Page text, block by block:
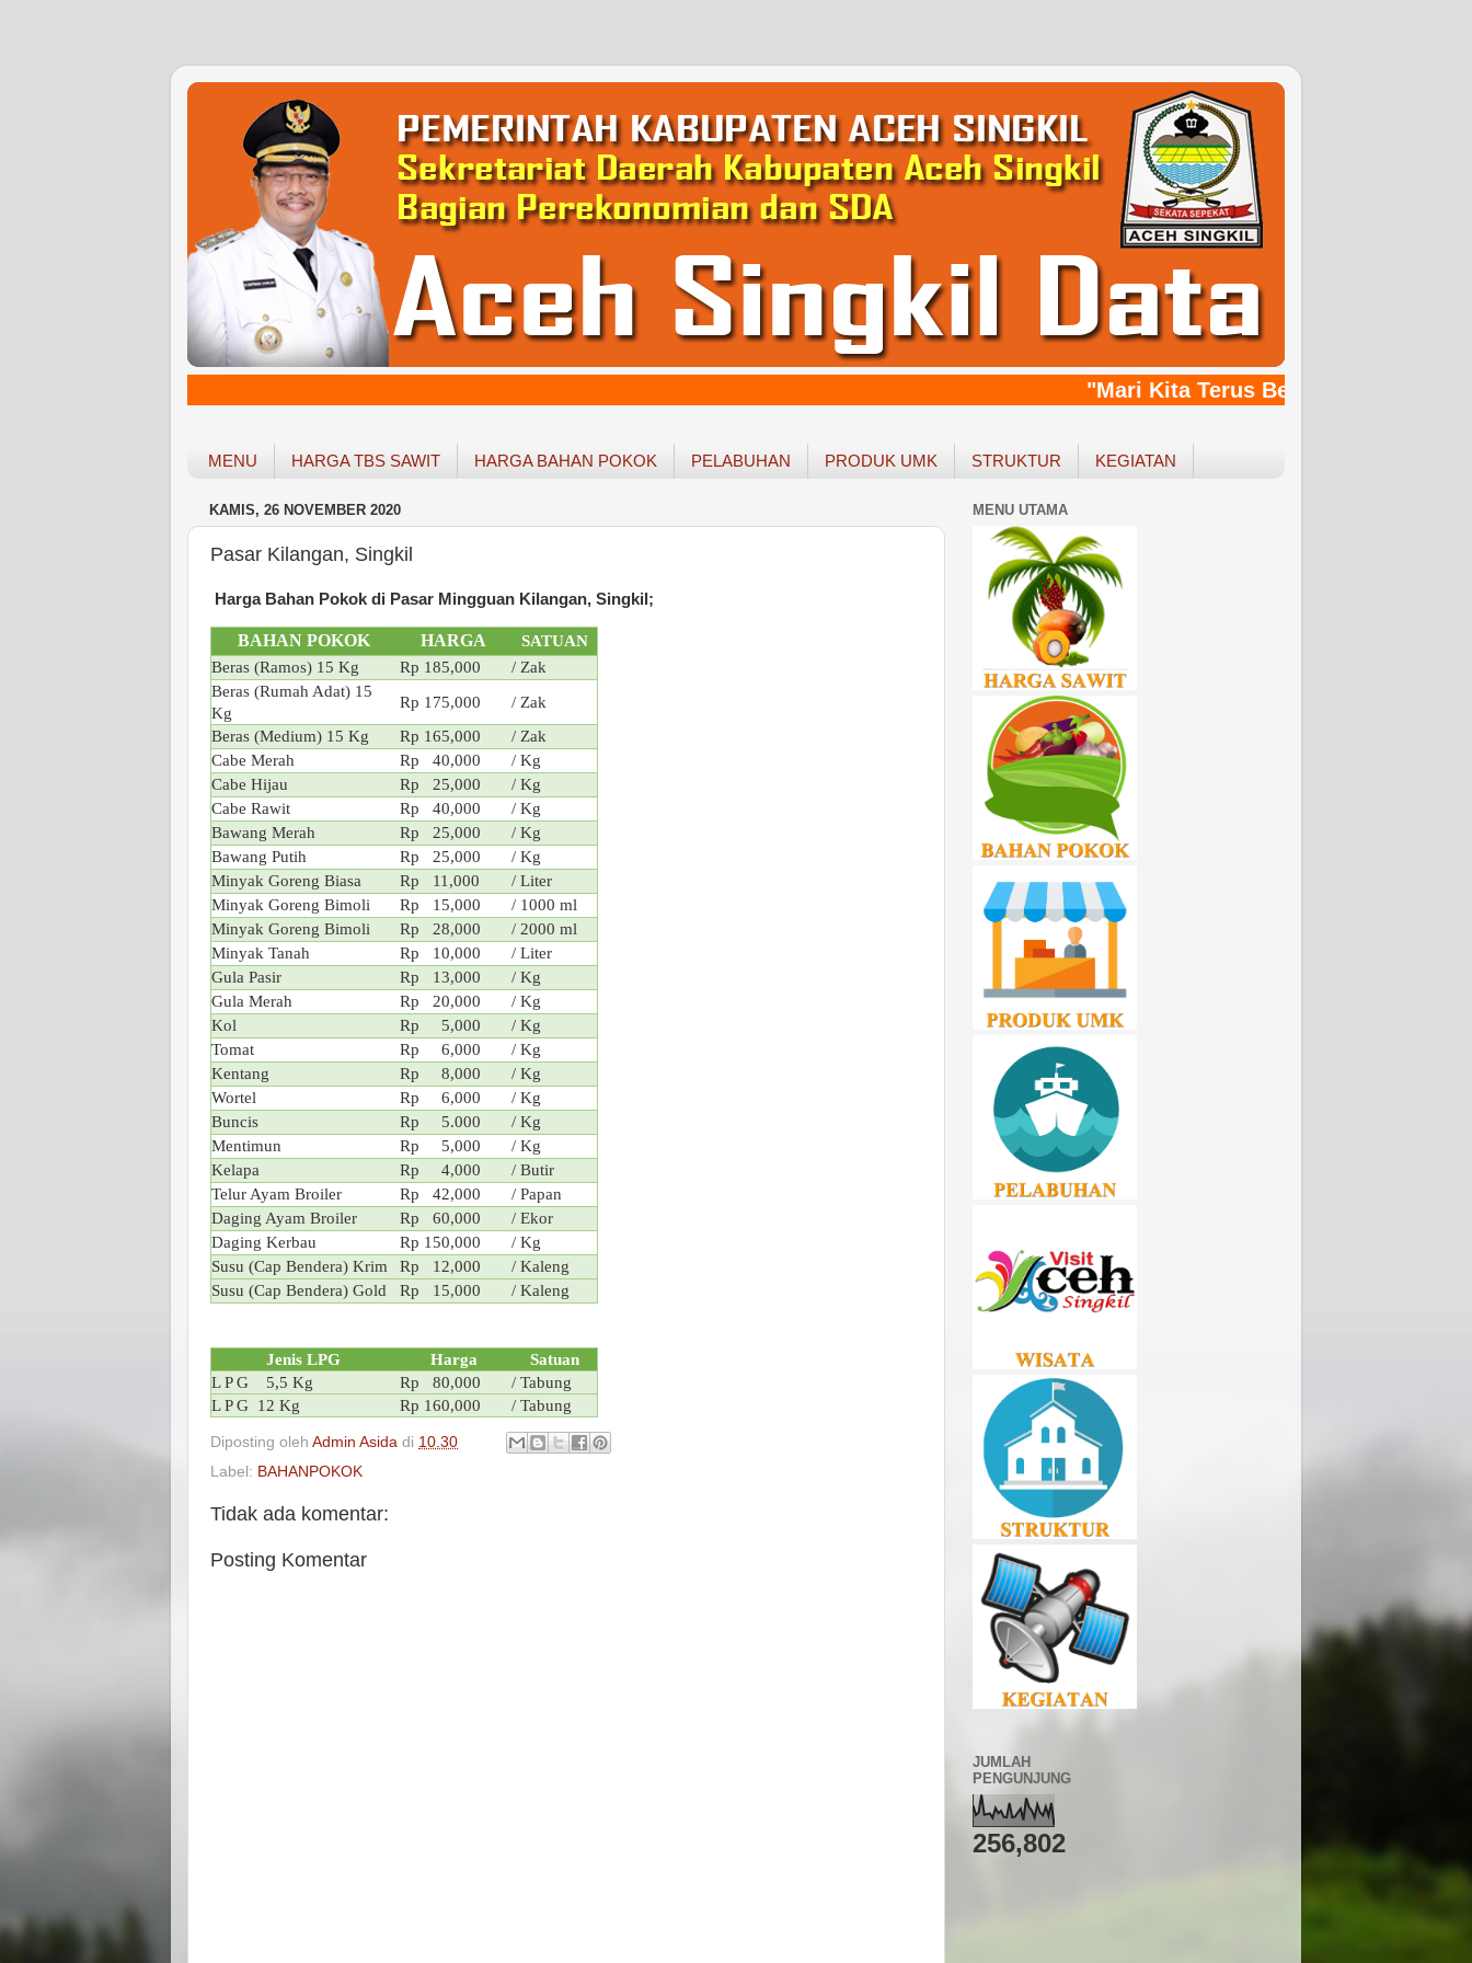
"Mari Kita Terus Bersinergy, Bangkit
MENU HARGA TBS SAWIT HARGA BAHAN POKOK PELABUHAN PRODUK UMK STRUKTUR KEGIATAN
KAMIS, 26 NOVEMBER 2020
Pasar Kilangan, Singkil
Harga Bahan Pokok di Pasar Mingguan Kilangan, Singkil;
BAHAN POKOK HARGA
SATUAN
Beras (Ramos) 15 Kg
Rp 185,000
/ Zak
Beras (Rumah Adat) 15
Kg
Rp 175,000
/ Zak
Beras (Medium) 15 Kg
Rp 165,000
/ Zak
Cabe Merah
Rp 40,000
/ Kg
Cabe Hijau
Rp 25,000
/ Kg
Cabe Rawit
Rp 40,000
/ Kg
Bawang Merah
Rp 25,000
/ Kg
Bawang Putih
Rp 25,000
/ Kg
Minyak Goreng Biasa
Rp 11,000
/ Liter
Minyak Goreng Bimoli
Rp 15,000
/ 1000 ml
Minyak Goreng Bimoli
Rp 28,000
/ 2000 ml
Minyak Tanah
Rp 10,000
/ Liter
Gula Pasir
Rp 13,000
/ Kg
Gula Merah
Rp 20,000
/ Kg
Kol
Rp 5,000
/ Kg
Tomat
Rp 6,000
/ Kg
Kentang
Rp 8,000
/ Kg
Wortel
Rp 6,000
/ Kg
Buncis
Rp 5.000
/ Kg
Mentimun
Rp 5,000
/ Kg
Kelapa
Rp 4,000
/ Butir
Telur Ayam Broiler
Rp 42,000
/ Papan
Daging Ayam Broiler
Rp 60,000
/ Ekor
Daging Kerbau
Rp 150,000
/ Kg
Susu (Cap Bendera) Krim
Rp 12,000
/ Kaleng
Susu (Cap Bendera) Gold
Rp 15,000 / Kaleng
Jenis LPG Harga
Satuan
L P G 5,5 Kg
Rp 80,000
/ Tabung
L P G 12 Kg
Rp 160,000 / Tabung
Diposting oleh Admin Asida di 10.30
Label: BAHANPOKOK
Tidak ada komentar:
Posting Komentar
MENU UTAMA
JUMLAH
PENGUNJUNG
256,802